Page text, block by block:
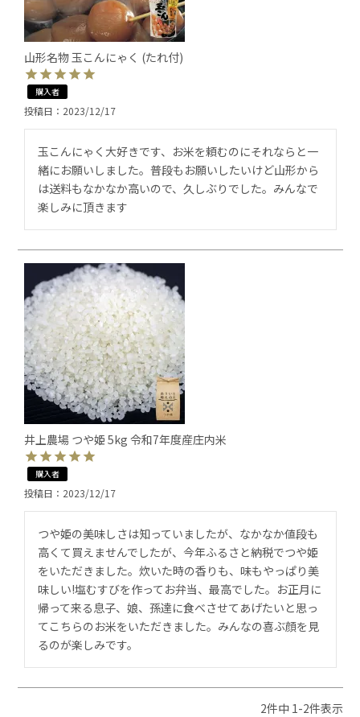
山形名物 玉こんにゃく (たれ付)
購入者
投稿日 2023/12/17
玉こんにゃく大好きです、お米を頼むのにそれならと一
緒にお願いしました。普段もお願いしたいけど山形から
は送料もなかなか高いので、久しぶりでした。みんなで
楽しみに頂きます
井上農場 つや姫 5kg 令和7年度産庄内米
購入者
投稿日 2023/12/17
つや姫の美味しさは知っていましたが、なかなか値段も
高くて買えませんでしたが、今年ふるさと納税でつや姫
をいただきました。炊いた時の香りも、味もやっぱり美
味しい!塩むすびを作ってお弁当、最高でした。お正月に
帰って来る息子、娘、孫達に食べさせてあげたいと思っ
てこちらのお米をいただきました。みんなの喜ぶ顔を見
るのが楽しみです。
2件中 1 -2件表示